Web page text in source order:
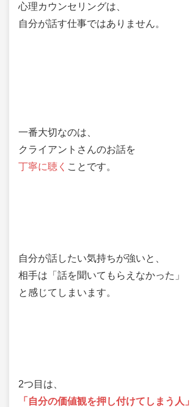
心理カウンセリングは、
自分が話す仕事ではありません。
一番大切なのは、
クライアントさんのお話を
丁寧に聴く ことです。
自分が話したい気持ちが強いと、
相手は「話を聞いてもらえなかった」
と感じてしまいます。
2つ目は、
「自分の価値観を押し付けてしまう人」